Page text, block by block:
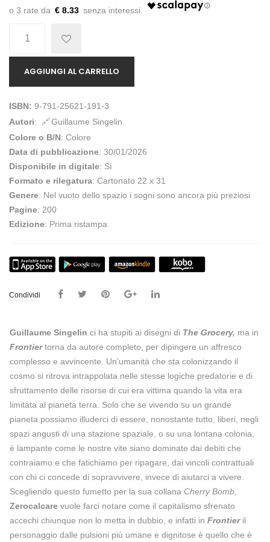
€ 8.33
AGGIUNGI AL CARRELLO
ISBN: 9-791-25621-191-3
Autori:
Guillaume Singelin
Colore o B/N: Colore
Data di pubblicazione: 30/01/2026
Disponibile in digitale: Sì
Formato e rilegatura: Cartonato 22 x 31
Genere: Nel vuoto dello spazio i sogni sono ancora più preziosi
Pagine: 200
Edizione: Prima ristampa
Condividi
Guillaume Singelin ci ha stupiti ai disegni di The Grocery, ma in
Frontier torna da autore completo, per dipingere un affresco
complesso e avvincente. Un’umanità che sta colonizzando il
cosmo si ritrova intrappolata nelle stesse logiche predatorie e di
sfruttamento delle risorse di cui era vittima quando la vita era
limitata al pianeta terra. Solo che se vivendo su un grande
pianeta possiamo illuderci di essere, nonostante tutto, liberi, negli
spazi angusti di una stazione spaziale, o su una lontana colonia,
è lampante come le nostre vite siano dominate dai debiti che
contraiamo e che fatichiamo per ripagare, dai vincoli contrattuali
con chi ci concede di sopravvivere, invece di aiutarci a vivere.
Scegliendo questo fumetto per la sua collana Cherry Bomb,
Zerocalcare vuole farci notare come il capitalismo sfrenato
accechi chiunque non lo metta in dubbio, e infatti in Frontier il
personaggio dalle pulsioni più umane e dignitose è quello che è